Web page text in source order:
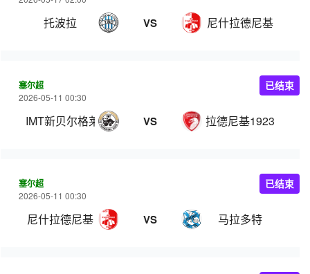
托波拉 VS 尼什拉德尼基
塞尔超
2026-05-11 00:30
IMT新贝尔格莱德 VS 拉德尼基1923
已结束
塞尔超
2026-05-11 00:30
尼什拉德尼基 VS 马拉多特
已结束